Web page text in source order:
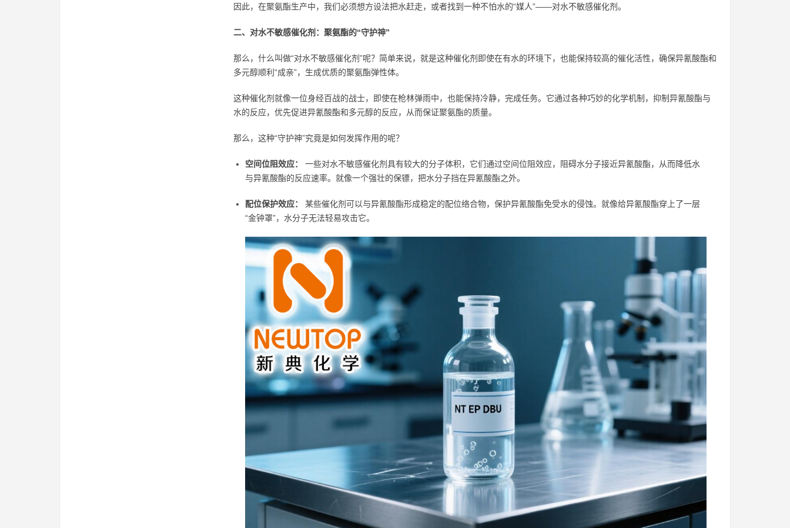
因此，在聚氨酯生产中，我们必须想方设法把水赶走，或者找到一种不怕水的“媒人”——对水不敏感催化剂。
二、对水不敏感催化剂：聚氨酯的“守护神”
那么，什么叫做“对水不敏感催化剂”呢？简单来说，就是这种催化剂即使在有水的环境下，也能保持较高的催化活性，确保异氰酸酯和
多元醇顺利“成亲”，生成优质的聚氨酯弹性体。
这种催化剂就像一位身经百战的战士，即使在枪林弹雨中，也能保持冷静，完成任务。它通过各种巧妙的化学机制，抑制异氰酸酯与
水的反应，优先促进异氰酸酯和多元醇的反应，从而保证聚氨酯的质量。
那么，这种“守护神”究竟是如何发挥作用的呢？
空间位阻效应：
一些对水不敏感催化剂具有较大的分子体积，它们通过空间位阻效应，阻碍水分子接近异氰酸酯，从而降低水
与异氰酸酯的反应速率。就像一个强壮的保镖，把水分子挡在异氰酸酯之外。
配位保护效应：
某些催化剂可以与异氰酸酯形成稳定的配位络合物，保护异氰酸酯免受水的侵蚀。就像给异氰酸酯穿上了一层
“金钟罩”，水分子无法轻易攻击它。